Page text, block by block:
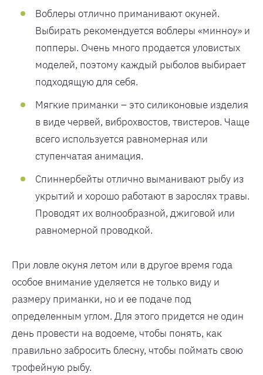
Воблеры отлично приманивают окуней.
Выбирать рекомендуется воблеры «минноу» и
попперы. Очень много продается уловистых
моделей, поэтому каждый рыболов выбирает
подходящую для себя.
Мягкие приманки – это силиконовые изделия
в виде червей, виброхвостов, твистеров. Чаще
всего используется равномерная или
ступенчатая анимация.
Спиннербейты отлично выманивают рыбу из
укрытий и хорошо работают в зарослях травы.
Проводят их волнообразной, джиговой или
равномерной проводкой.
При ловле окуня летом или в другое время года
особое внимание уделяется не только виду и
размеру приманки, но и ее подаче под
определенным углом. Для этого придется не один
день провести на водоеме, чтобы понять, как
правильно забросить блесну, чтобы поймать свою
трофейную рыбу.